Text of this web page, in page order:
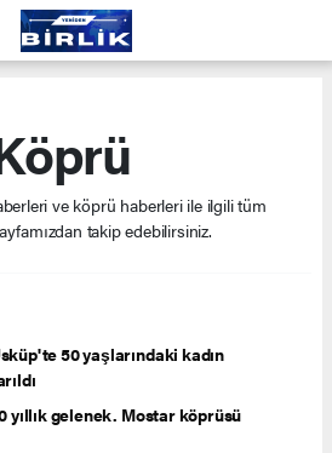
ve köprü haberleri ile ilgili tüm
takip edebilirsiniz.
50 yaşlarındaki kadın
yıllık gelenek. Mostar köprüsü